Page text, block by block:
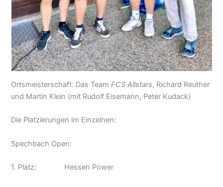
Ortsmeisterschaft: Das TeamFCS Allstars, Richard Reuther
und Martin Klein (mit Rudolf Eisemann, Peter Kudack)
Die Platzierungen im Einzelnen:
Spechbach Open:
1. Platz: Hessen Power